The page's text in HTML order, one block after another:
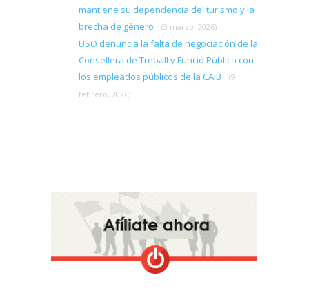
mantiene su dependencia del turismo y la
brecha de género
(3 marzo, 2026)
USO denuncia la falta de negociación de la
Consellera de Treball y Funció Pública con
los empleados públicos de la CAIB
(9
febrero, 2026)